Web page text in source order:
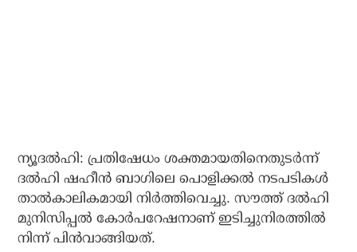
ന്യൂദല്‍ഹി: പ്രതിഷേധം ശക്തമായതിനെതുടര്‍ന്ന്
ദല്‍ഹി ഷഹീന്‍ ബാഗിലെ പൊളിക്കല്‍ നടപടികള്‍
താല്‍കാലികമായി നിര്‍ത്തിവെച്ചു. സൗത്ത് ദല്‍ഹി
മുനിസിപ്പല്‍ കോര്‍പറേഷനാണ് ഇടിച്ചുനിരത്തില്‍
നിന്ന് പിന്‍വാങ്ങിയത്.